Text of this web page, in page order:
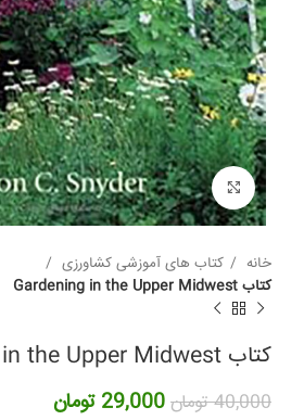
برای بزرگنمایی کلیک کنید
خانه
کتاب های آموزشی کشاورزی
کتاب Gardening in the Upper Midwest
کتاب Gardening in the Upper Midwest
40,000 تومان قیمت
29,000 تومان